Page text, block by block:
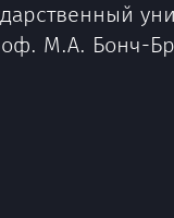
М.А. Бонч-